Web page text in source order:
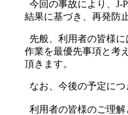
今回の事故により、J-
結果に基づき、再発防
先般、利用者の皆様
作業を最優先事項と考
頂きます。
なお、今後の予定に
利用者の皆様のご理